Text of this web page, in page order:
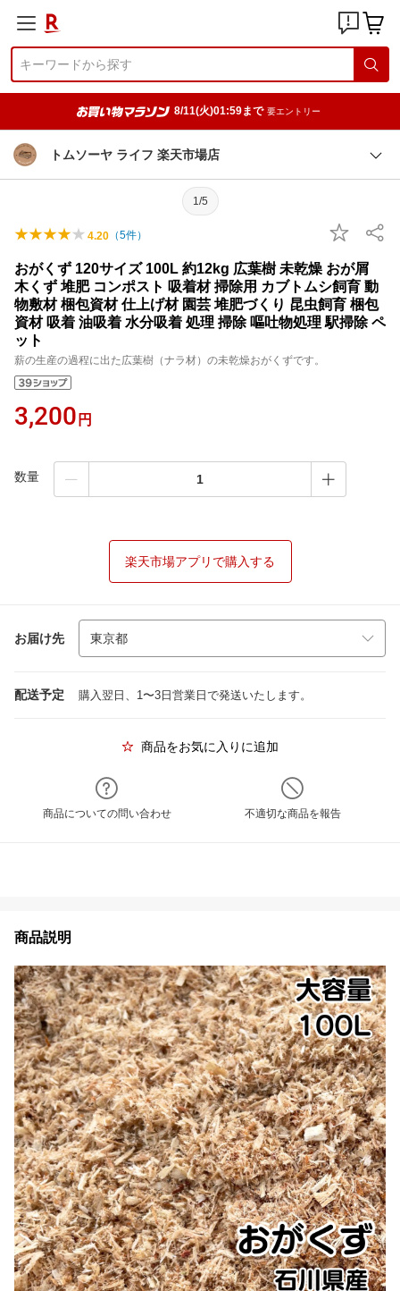
8/11(火)01:59まで 要エントリー
トムソーヤ ライフ 楽天市場店
1/5
4.20 （5件）
おがくず 120サイズ 100L 約12kg 広葉樹 未乾燥 おが屑
木くず 堆肥 コンポスト 吸着材 掃除用 カブトムシ飼育 動
物敷材 梱包資材 仕上げ材 園芸 堆肥づくり 昆虫飼育 梱包
資材 吸着 油吸着 水分吸着 処理 掃除 嘔吐物処理 駅掃除 ペ
ット
薪の生産の過程に出た広葉樹（ナラ材）の未乾燥おがくずです。
3,200 円
数量
楽天市場アプリで購入する
お届け先
配送予定 購入翌日、1〜3日営業日で発送いたします。
商品をお気に入りに追加
商品についての問い合わせ 不適切な商品を報告
商品説明